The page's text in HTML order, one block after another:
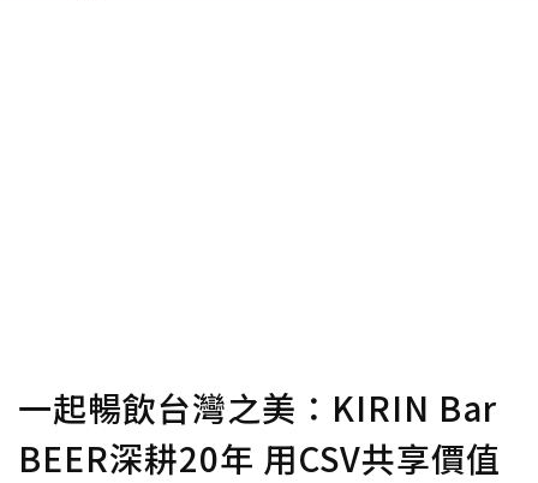
一起暢飲台灣之美：KIRIN Bar
BEER深耕20年 用CSV共享價值